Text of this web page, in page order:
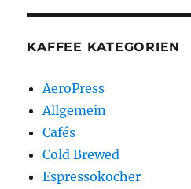
KAFFEE KATEGORIEN
AeroPress
Allgemein
Cafés
Cold Brewed
Espressokocher